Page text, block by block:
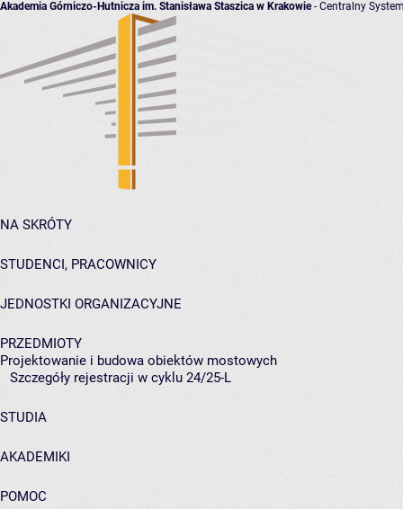
Akademia Górniczo-Hutnicza im. Stanisława Staszica w Krakowie- Centralny
NA SKRÓTY
STUDENCI, PRACOWNICY
JEDNOSTKI ORGANIZACYJNE
PRZEDMIOTY
Projektowanie i budowa obiektów mostowych
Szczegóły rejestracji w cyklu 24/25-L
STUDIA
AKADEMIKI
POMOC